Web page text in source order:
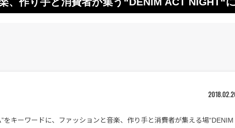
”をキーワードに、ファッションと音楽、作り手と消費者が集える場“DENIM